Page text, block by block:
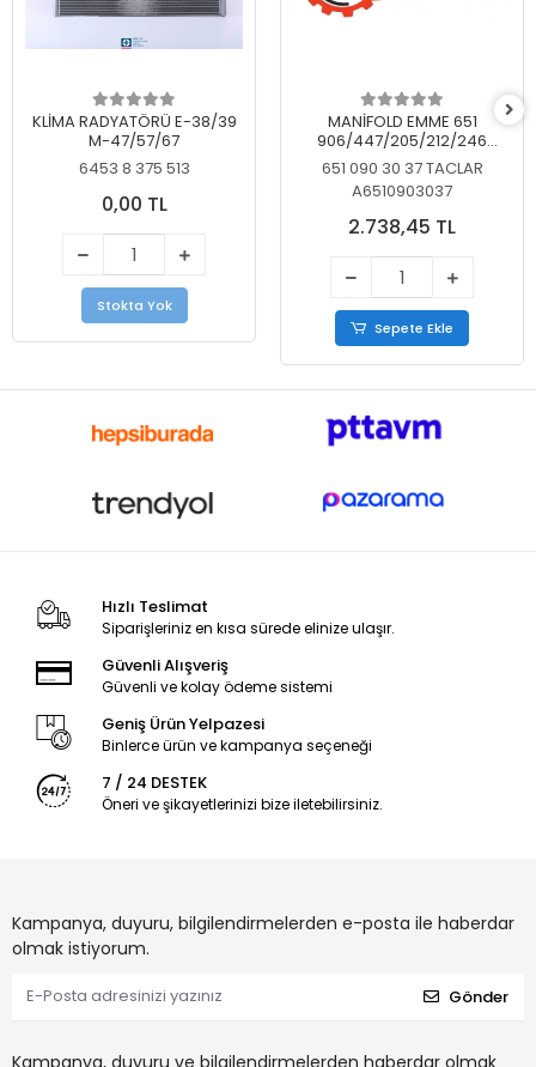
KLİMA RADYATÖRÜ E-38/39
M-47/57/67
6453 8 375 513
0,00 TL
Stokta Yok
MANİFOLD EMME 651
906/447/205/212/246
KELEBEKSİZ
651 090 30 37 TACLAR
A6510903037
2.738,45 TL
Sepete Ekle
Hızlı Teslimat
Siparişleriniz en kısa sürede elinize ulaşır.
Güvenli Alışveriş
Güvenli ve kolay ödeme sistemi
Geniş Ürün Yelpazesi
Binlerce ürün ve kampanya seçeneği
7 / 24 DESTEK
Öneri ve şikayetlerinizi bize iletebilirsiniz.
Kampanya, duyuru, bilgilendirmelerden e-posta ile haberdar
olmak istiyorum.
Gönder
Kampanya, duyuru ve bilgilendirmelerden haberdar olmak